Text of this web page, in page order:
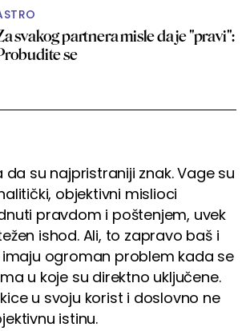
svakog partnera misle da je "pravi":
se
da su najpristraniji znak. Vage su
objektivni mislioci
pravdom i poštenjem, uvek
ishod. Ali, to zapravo baš i
imaju ogroman problem kada se
u koje su direktno uključene.
u svoju korist i doslovno ne
istinu.